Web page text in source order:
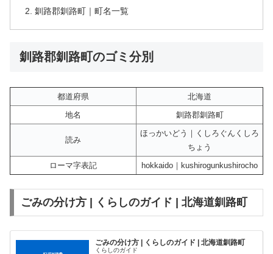
釧路郡釧路町｜町名一覧
釧路郡釧路町のゴミ分別
都道府県
北海道
地名
釧路郡釧路町
読み
ほっかいどう｜くしろぐんくしろ
ちょう
ローマ字表記
hokkaido｜kushirogunkushirocho
ごみの分け方 | くらしのガイド | 北海道釧路町
ごみの分け方 | くらしのガイド | 北海道釧路町
くらしのガイド